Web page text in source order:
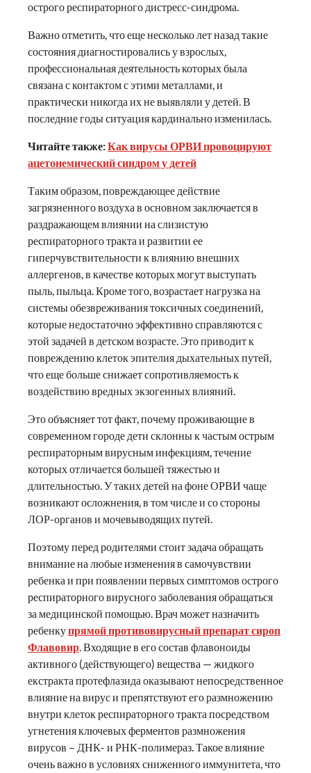
острого респираторного дистресс-синдрома.
Важно отметить, что еще несколько лет назад такие
состояния диагностировались у взрослых,
профессиональная деятельность которых была
связана с контактом с этими металлами, и
практически никогда их не выявляли у детей. В
последние годы ситуация кардинально изменилась.
Читайте также:Как вирусы ОРВИ провоцируют
ацетонемический синдром у детей
Таким образом, повреждающее действие
загрязненного воздуха в основном заключается в
раздражающем влиянии на слизистую
респираторного тракта и развитии ее
гиперчувствительности к влиянию внешних
аллергенов, в качестве которых могут выступать
пыль, пыльца. Кроме того, возрастает нагрузка на
системы обезвреживания токсичных соединений,
которые недостаточно эффективно справляются с
этой задачей в детском возрасте. Это приводит к
повреждению клеток эпителия дыхательных путей,
что еще больше снижает сопротивляемость к
воздействию вредных экзогенных влияний.
Это объясняет тот факт, почему проживающие в
современном городе дети склонны к частым острым
респираторным вирусным инфекциям, течение
которых отличается большей тяжестью и
длительностью. У таких детей на фоне ОРВИ чаще
возникают осложнения, в том числе и со стороны
ЛОР-органов и мочевыводящих путей.
Поэтому перед родителями стоит задача обращать
внимание на любые изменения в самочувствии
ребенка и при появлении первых симптомов острого
респираторного вирусного заболевания обращаться
за медицинской помощью. Врач может назначить
ребенкупрямой противовирусный препарат сироп
Флавовир. Входящие в его состав флавоноиды
активного (действующего) вещества — жидкого
екстракта протефлазида оказывают непосредственное
влияние на вирус и препятствуют его размножению
внутри клеток респираторного тракта посредством
угнетения ключевых ферментов размножения
вирусов – ДНК- и РНК-полимераз. Такое влияние
очень важно в условиях сниженного иммунитета, что